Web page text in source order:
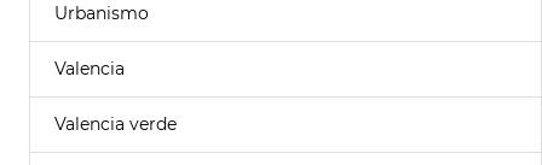
Urbanismo
Valencia
Valencia verde